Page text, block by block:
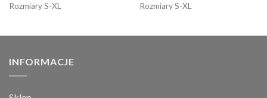
Rozmiary S-XL
Rozmiary S-XL
INFORMACJE